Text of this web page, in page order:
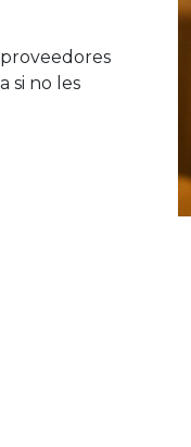
si no les